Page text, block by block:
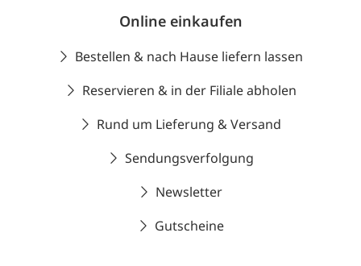
Online einkaufen
Bestellen & nach Hause liefern lassen
Reservieren & in der Filiale abholen
Rund um Lieferung & Versand
Sendungsverfolgung
Newsletter
Gutscheine